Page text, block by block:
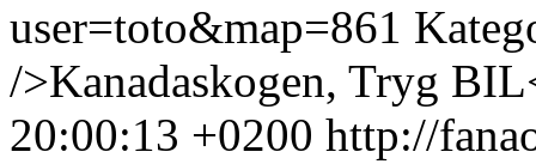
user=toto&map=861
/>Kanadaskogen, Tryg
20:00:13 +0200 http://